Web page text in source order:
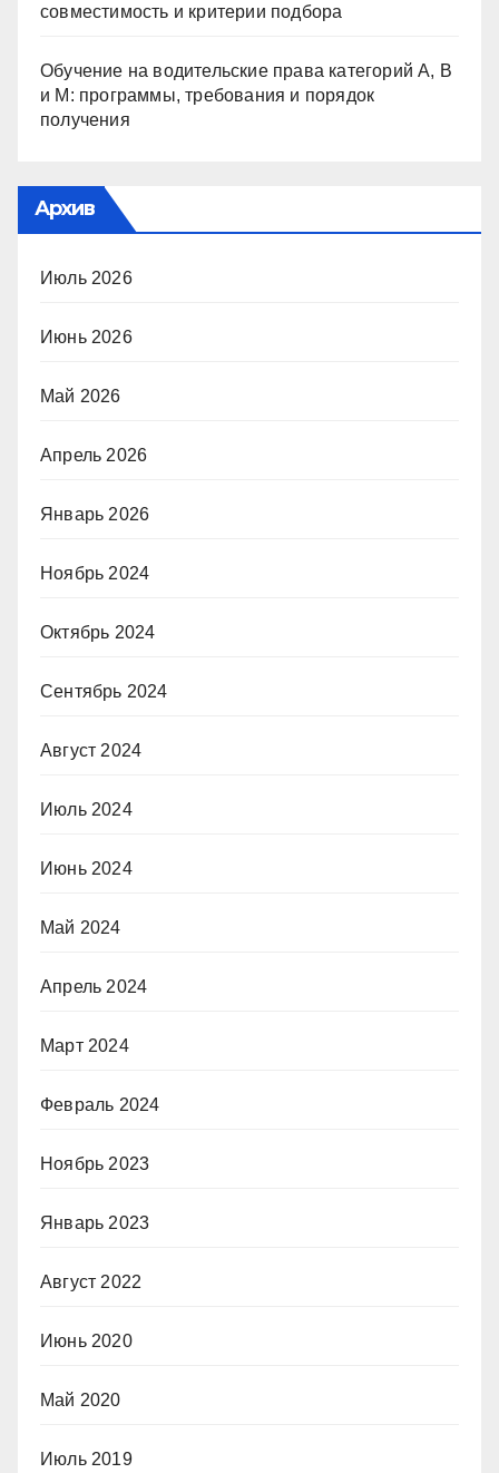
совместимость и критерии подбора
Обучение на водительские права категорий A, B
и M: программы, требования и порядок
получения
Архив
Июль 2026
Июнь 2026
Май 2026
Апрель 2026
Январь 2026
Ноябрь 2024
Октябрь 2024
Сентябрь 2024
Август 2024
Июль 2024
Июнь 2024
Май 2024
Апрель 2024
Март 2024
Февраль 2024
Ноябрь 2023
Январь 2023
Август 2022
Июнь 2020
Май 2020
Июль 2019